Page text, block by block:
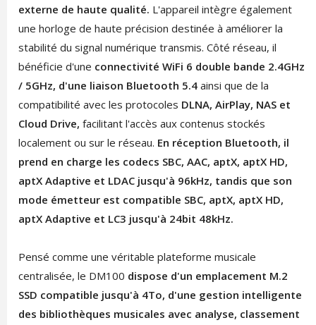
externe de haute qualité. L'appareil intègre également
une horloge de haute précision destinée à améliorer la
stabilité du signal numérique transmis. Côté réseau, il
bénéficie d'une connectivité WiFi 6 double bande 2.4GHz
/ 5GHz, d'une liaison Bluetooth 5.4ainsi que de la
compatibilité avec les protocoles DLNA, AirPlay, NAS et
Cloud Drive, facilitant l'accès aux contenus stockés
localement ou sur le réseau. En réception Bluetooth, il
prend en charge les codecs SBC, AAC, aptX, aptX HD,
aptX Adaptive et LDAC jusqu'à 96kHz, tandis que son
mode émetteur est compatible SBC, aptX, aptX HD,
aptX Adaptive et LC3 jusqu'à 24bit 48kHz.
Pensé comme une véritable plateforme musicale
centralisée, le DM100 dispose d'un emplacement M.2
SSD compatible jusqu'à 4To, d'une gestion intelligente
des bibliothèques musicales avec analyse, classement